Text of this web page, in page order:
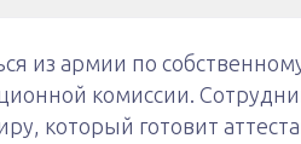
из армии по
комиссии.
который готовит